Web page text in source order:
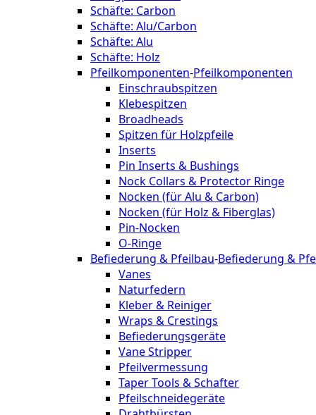
Schäfte: Carbon
Schäfte: Alu/Carbon
Schäfte: Alu
Schäfte: Holz
Pfeilkomponenten-Pfeilkomponenten
Einschraubspitzen
Klebespitzen
Broadheads
Spitzen für Holzpfeile
Inserts
Pin Inserts & Bushings
Nock Collars & Protector Ringe
Nocken (für Alu & Carbon)
Nocken (für Holz & Fiberglas)
Pin-Nocken
O-Ringe
Befiederung & Pfeilbau-Befiederung &
Vanes
Naturfedern
Kleber & Reiniger
Wraps & Crestings
Befiederungsgeräte
Vane Stripper
Pfeilvermessung
Taper Tools & Schafter
Pfeilschneidegeräte